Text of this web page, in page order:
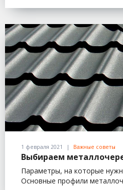
1 февраля 2021 Важные советы
Выбираем
Параметры, на которые
Основные профили